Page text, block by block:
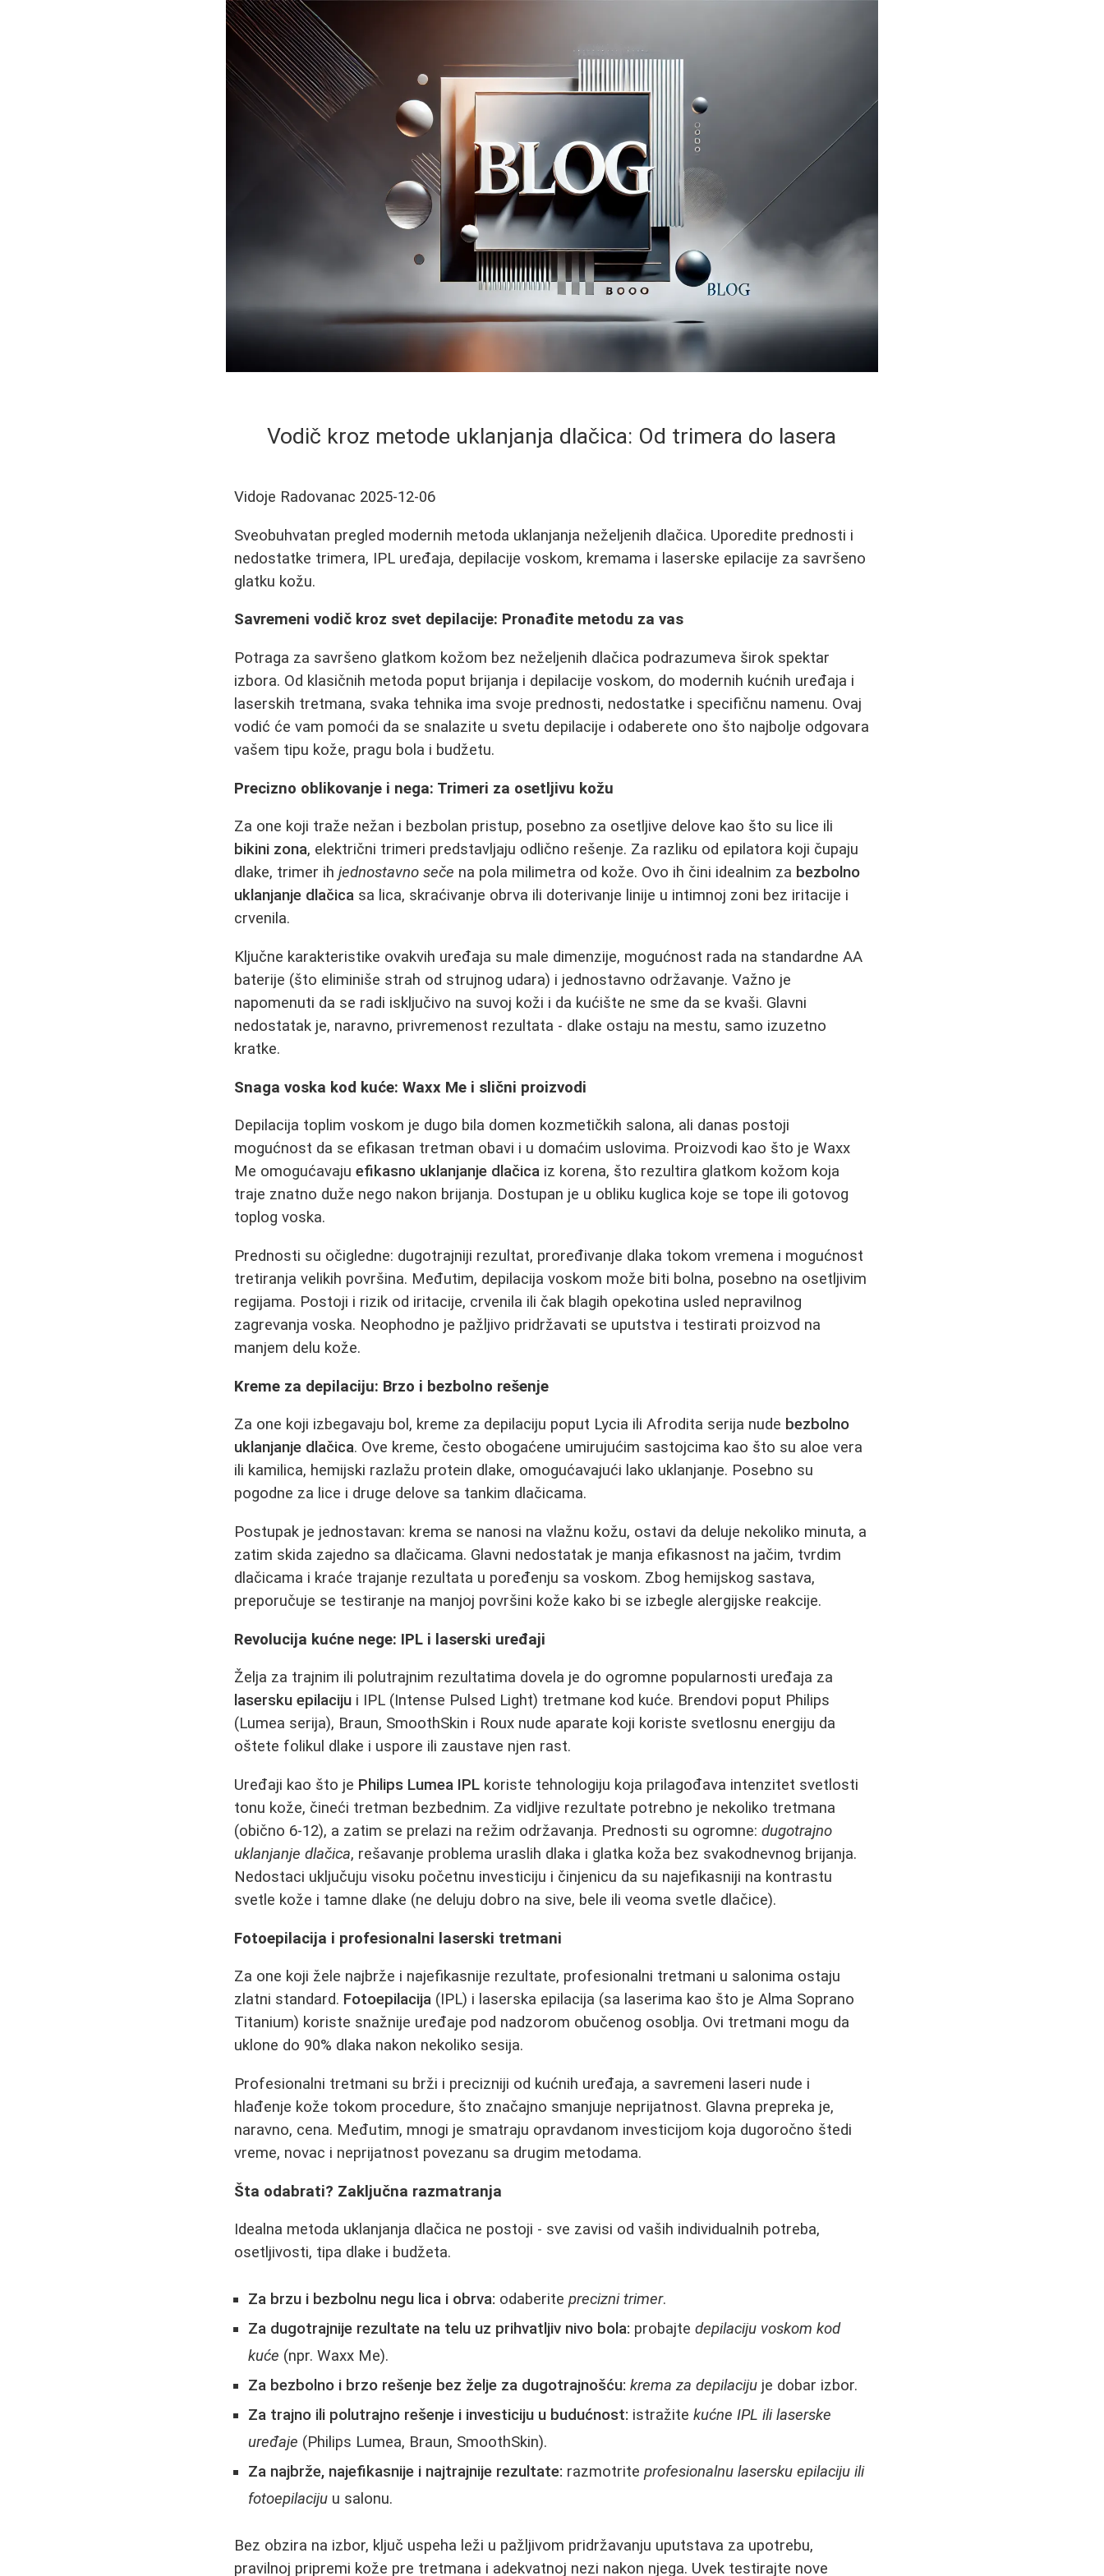
Vodič kroz metode uklanjanja dlačica: Od trimera do lasera
Vidoje Radovanac 2025-12-06
Sveobuhvatan pregled modernih metoda uklanjanja neželjenih dlačica. Uporedite prednosti i
nedostatke trimera, IPL uređaja, depilacije voskom, kremama i laserske epilacije za savršeno
glatku kožu.
Savremeni vodič kroz svet depilacije: Pronađite metodu za vas
Potraga za savršeno glatkom kožom bez neželjenih dlačica podrazumeva širok spektar
izbora. Od klasičnih metoda poput brijanja i depilacije voskom, do modernih kućnih uređaja i
laserskih tretmana, svaka tehnika ima svoje prednosti, nedostatke i specifičnu namenu. Ovaj
vodić će vam pomoći da se snalazite u svetu depilacije i odaberete ono što najbolje odgovara
vašem tipu kože, pragu bola i budžetu.
Precizno oblikovanje i nega: Trimeri za osetljivu kožu
Za one koji traže nežan i bezbolan pristup, posebno za osetljive delove kao što su lice ili
bikini zona, električni trimeri predstavljaju odlično rešenje. Za razliku od epilatora koji čupaju
dlake, trimer ihjednostavno seče na pola milimetra od kože. Ovo ih čini idealnim za bezbolno
uklanjanje dlačica sa lica, skraćivanje obrva ili doterivanje linije u intimnoj zoni bez iritacije i
crvenila.
Ključne karakteristike ovakvih uređaja su male dimenzije, mogućnost rada na standardne AA
baterije (što eliminiše strah od strujnog udara) i jednostavno održavanje. Važno je
napomenuti da se radi isključivo na suvoj koži i da kućište ne sme da se kvaši. Glavni
nedostatak je, naravno, privremenost rezultata - dlake ostaju na mestu, samo izuzetno
kratke.
Snaga voska kod kuće: Waxx Me i slični proizvodi
Depilacija toplim voskom je dugo bila domen kozmetičkih salona, ali danas postoji
mogućnost da se efikasan tretman obavi i u domaćim uslovima. Proizvodi kao što je Waxx
Me omogućavajuefikasno uklanjanje dlačica iz korena, što rezultira glatkom kožom koja
traje znatno duže nego nakon brijanja. Dostupan je u obliku kuglica koje se tope ili gotovog
toplog voska.
Prednosti su očigledne: dugotrajniji rezultat, proređivanje dlaka tokom vremena i mogućnost
tretiranja velikih površina. Međutim, depilacija voskom može biti bolna, posebno na osetljivim
regijama. Postoji i rizik od iritacije, crvenila ili čak blagih opekotina usled nepravilnog
zagrevanja voska. Neophodno je pažljivo pridržavati se uputstva i testirati proizvod na
manjem delu kože.
Kreme za depilaciju: Brzo i bezbolno rešenje
Za one koji izbegavaju bol, kreme za depilaciju poput Lycia ili Afrodita serija nude bezbolno
uklanjanje dlačica. Ove kreme, često obogaćene umirujućim sastojcima kao što su aloe vera
ili kamilica, hemijski razlažu protein dlake, omogućavajući lako uklanjanje. Posebno su
pogodne za lice i druge delove sa tankim dlačicama.
Postupak je jednostavan: krema se nanosi na vlažnu kožu, ostavi da deluje nekoliko minuta, a
zatim skida zajedno sa dlačicama. Glavni nedostatak je manja efikasnost na jačim, tvrdim
dlačicama i kraće trajanje rezultata u poređenju sa voskom. Zbog hemijskog sastava,
preporučuje se testiranje na manjoj površini kože kako bi se izbegle alergijske reakcije.
Revolucija kućne nege: IPL i laserski uređaji
Želja za trajnim ili polutrajnim rezultatima dovela je do ogromne popularnosti uređaja za
lasersku epilaciju i IPL (Intense Pulsed Light) tretmane kod kuće. Brendovi poput Philips
(Lumea serija), Braun, SmoothSkin i Roux nude aparate koji koriste svetlosnu energiju da
oštete folikul dlake i uspore ili zaustave njen rast.
Uređaji kao što je Philips Lumea IPL koriste tehnologiju koja prilagođava intenzitet svetlosti
tonu kože, čineći tretman bezbednim. Za vidljive rezultate potrebno je nekoliko tretmana
(obično 6-12), a zatim se prelazi na režim održavanja. Prednosti su ogromne:dugotrajno
uklanjanje dlačica, rešavanje problema uraslih dlaka i glatka koža bez svakodnevnog brijanja.
Nedostaci uključuju visoku početnu investiciju i činjenicu da su najefikasniji na kontrastu
svetle kože i tamne dlake (ne deluju dobro na sive, bele ili veoma svetle dlačice).
Fotoepilacija i profesionalni laserski tretmani
Za one koji žele najbrže i najefikasnije rezultate, profesionalni tretmani u salonima ostaju
zlatni standard. Fotoepilacija (IPL) i laserska epilacija (sa laserima kao što je Alma Soprano
Titanium) koriste snažnije uređaje pod nadzorom obučenog osoblja. Ovi tretmani mogu da
uklone do 90% dlaka nakon nekoliko sesija.
Profesionalni tretmani su brži i precizniji od kućnih uređaja, a savremeni laseri nude i
hlađenje kože tokom procedure, što značajno smanjuje neprijatnost. Glavna prepreka je,
naravno, cena. Međutim, mnogi je smatraju opravdanom investicijom koja dugoročno štedi
vreme, novac i neprijatnost povezanu sa drugim metodama.
Šta odabrati? Zaključna razmatranja
Idealna metoda uklanjanja dlačica ne postoji - sve zavisi od vaših individualnih potreba,
osetljivosti, tipa dlake i budžeta.
Za brzu i bezbolnu negu lica i obrva: odaberiteprecizni trimer.
Za dugotrajnije rezultate na telu uz prihvatljiv nivo bola: probajtedepilaciju voskom kod
kuće (npr. Waxx Me).
Za bezbolno i brzo rešenje bez želje za dugotrajnošću: krema za depilaciju je dobar izbor.
Za trajno ili polutrajno rešenje i investiciju u budućnost: istražitekućne IPL ili laserske
uređaje (Philips Lumea, Braun, SmoothSkin).
Za najbrže, najefikasnije i najtrajnije rezultate: razmotriteprofesionalnu lasersku epilaciju ili
fotoepilaciju u salonu.
Bez obzira na izbor, ključ uspeha leži u pažljivom pridržavanju uputstava za upotrebu,
pravilnoj pripremi kože pre tretmana i adekvatnoj nezi nakon njega. Uvek testirajte nove